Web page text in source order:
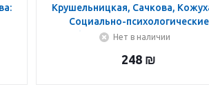
Крушельницкая, Сачкова,
Социально-психологические
феномены в современном
Нет в наличии
248 ₪